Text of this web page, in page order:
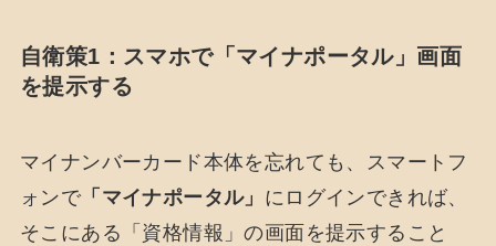
自衛策1：スマホで「マイナポータル」画面
を提示する
マイナンバーカード本体を忘れても、スマートフ
ォンで「マイナポータル」 にログインできれば、
そこにある「資格情報」の画面を提示すること